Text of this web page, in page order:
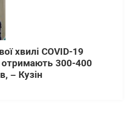
хвилі COVID-19
отримають 300-400
– Кузін